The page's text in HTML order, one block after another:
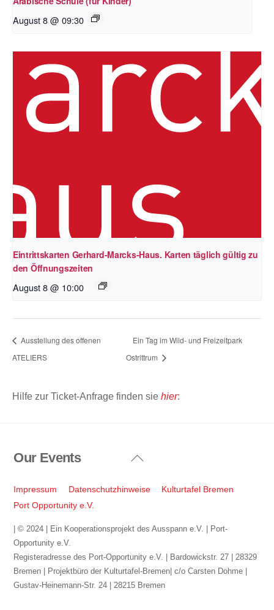
August 8 @ 09:30
Eintrittskarten Gerhard-Marcks-Haus. Karten täglich gültig zu
den Öffnungszeiten
August 8 @ 10:00
Ausstellung des offenen
ATELIERS
Ein Tag im Wild- und Freizeitpark
Ostrittrum
Hilfe zur Ticket-Anfrage finden sie hier:
Back
Top
Our Events
Impressum Datenschutzhinweise
Kulturtafel Bremen
Port Opportunity e.V.
| © 2024 | Ein Kooperationsprojekt des Ausspann e.V. | Port-
Opportunity e.V.
Registeradresse des Port-Opportunity e.V. | Bardowickstr. 27 | 28329
Bremen | Projektbüro der Kulturtafel-Bremen| c/o Carsten Dohme |
Gustav-Heinemann-Str. 24 | 28215 Bremen